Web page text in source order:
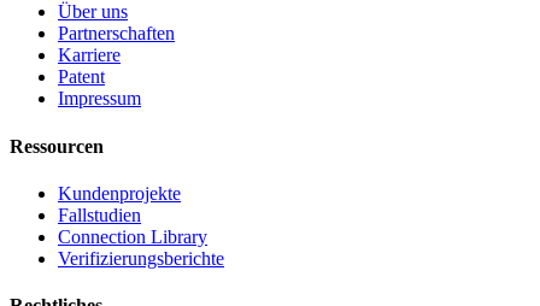
Über uns
Partnerschaften
Karriere
Patent
Impressum
Ressourcen
Kundenprojekte
Fallstudien
Connection Library
Verifizierungsberichte